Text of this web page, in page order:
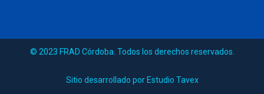
© 2023 FRAD Córdoba. Todos los derechos reservados.
Sitio desarrollado por Estudio Tavex